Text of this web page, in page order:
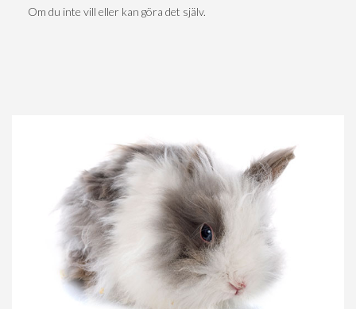
Om du inte vill eller kan göra det själv.